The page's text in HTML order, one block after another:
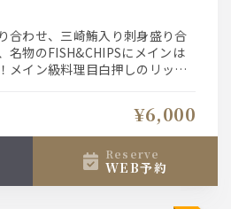
合わせ、三崎鮪入り刺身盛り合
名物のFISH&CHIPSにメインは
メイン級料理目白押しのリッチ
（譲り合いもOKです）、当日ド
能です
¥6,000
reserve
WEB予約